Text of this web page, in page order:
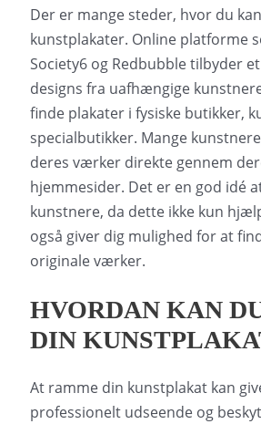
Der er mange steder, hvor du
kunstplakater. Online platforme
Society6 og Redbubble tilbyder
designs fra uafhængige
finde plakater i fysiske butikker,
specialbutikker. Mange
deres værker direkte gennem
hjemmesider. Det er en god idé
kunstnere, da dette ikke kun
også giver dig mulighed for at
originale værker.
HVORDAN KAN
DIN
At ramme din kunstplakat kan
professionelt udseende og